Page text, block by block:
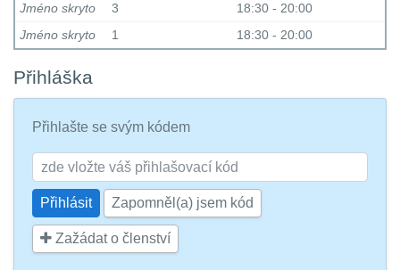
Jméno skryto
3
18:30 - 20:00
Jméno skryto
1 18:30 - 20:00
Přihláška
Přihlašte se svým kódem
Zapomněl(a) jsem kód
Zažádat o členství